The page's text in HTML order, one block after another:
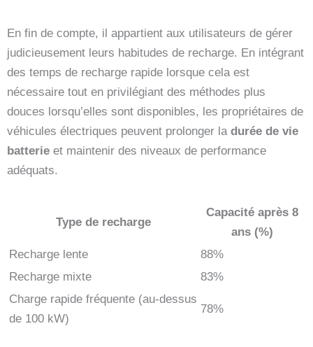
En fin de compte, il appartient aux utilisateurs de gérer
judicieusement leurs habitudes de recharge. En intégrant
des temps de recharge rapide lorsque cela est
nécessaire tout en privilégiant des méthodes plus
douces lorsqu’elles sont disponibles, les propriétaires de
véhicules électriques peuvent prolonger la durée de vie
batterie et maintenir des niveaux de performance
adéquats.
Type de recharge
Capacité après 8
ans (%)
Recharge lente
88%
Recharge mixte
83%
Charge rapide fréquente (au-dessus
de 100 kW)
78%